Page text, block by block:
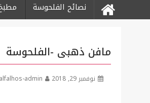
نصائح الفلحوسة
مافن ذهبى -الفلحوسة
نوفمبر 29, 2018 alfalhos-admin